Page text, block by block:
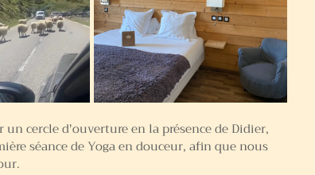
cercle d'ouverture en la présence de Didier,
séance de Yoga en douceur, afin que nous